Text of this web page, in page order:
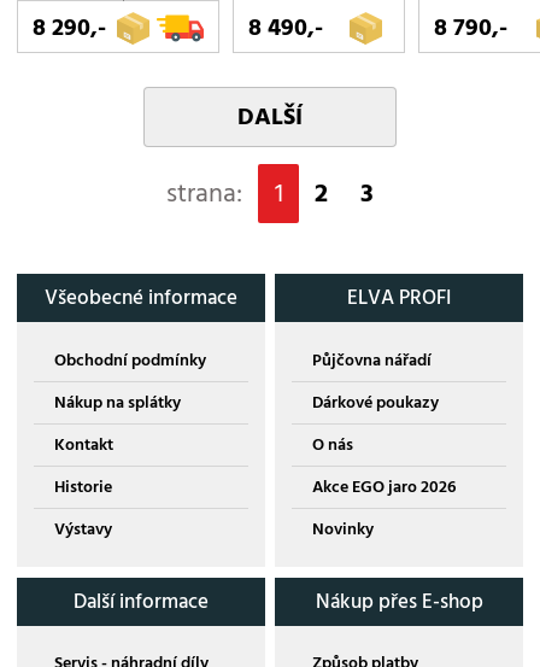
8 290,- 8 490,- 8 790,-
DALŠÍ
strana: 1 2 3
Všeobecné informace
Obchodní podmínky
Nákup na splátky
Kontakt
Historie
Výstavy
ELVA PROFI
Půjčovna nářadí
Dárkové poukazy
O nás
Akce EGO jaro 2026
Novinky
Další informace Nákup přes E-shop